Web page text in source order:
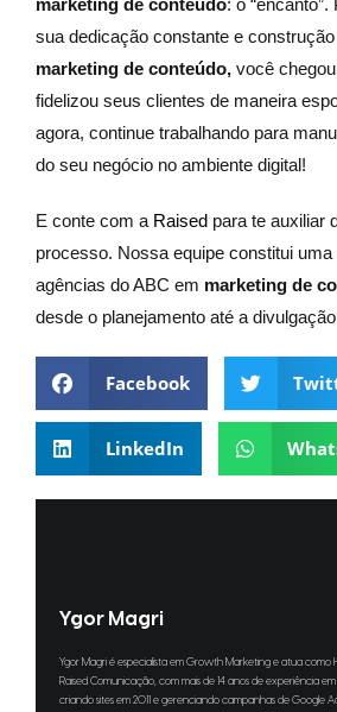
sua dedicação constante e
marketing de conteúdo, você
fidelizou seus clientes de maneira
agora, continue trabalhando para
do seu negócio no ambiente digital!
E conte com a Raised para te auxiliar
processo. Nossa equipe constitui
agências do ABC em marketing de
desde o planejamento até a
Facebook
LinkedIn
Ygor Magri
Ygor Magri é especialista em Growth Marketing e atua como
Raised Comunicação, com mais de 14 anos de experiência
criando sites em 2011 e gerenciando campanhas de Google